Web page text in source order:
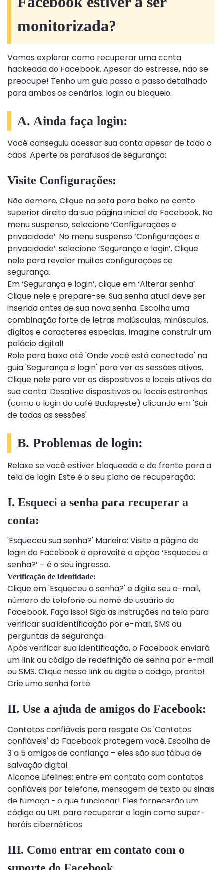
monitorizada?
Vamos explorar como recuperar uma conta
hackeada do Facebook. Apesar do estresse, não se
preocupe! Tenho um guia passo a passo detalhado
para ambos os cenários: login ou bloqueio.
A. Ainda faça login:
Você conseguiu acessar sua conta apesar de todo o
caos. Aperte os parafusos de segurança:
Visite Configurações:
Não demore. Clique na seta para baixo no canto
superior direito da sua página inicial do Facebook. No
menu suspenso, selecione ‘Configurações e
privacidade’. No menu suspenso ‘Configurações e
privacidade’, selecione ‘Segurança e login’. Clique
nele para revelar muitas configurações de
segurança.
Em ‘Segurança e login’, clique em ‘Alterar senha’.
Clique nele e prepare-se. Sua senha atual deve ser
inserida antes de sua nova senha. Escolha uma
combinação forte de letras maiúsculas, minúsculas,
dígitos e caracteres especiais. Imagine construir um
palácio digital!
Role para baixo até 'Onde você está conectado' na
guia 'Segurança e login' para ver as sessões ativas.
Clique nele para ver os dispositivos e locais ativos da
sua conta. Desative dispositivos ou locais estranhos
(como o login do café Budapeste) clicando em 'Sair
de todas as sessões'
B. Problemas de login:
Relaxe se você estiver bloqueado e de frente para a
tela de login. Este é o seu plano de recuperação:
I. Esqueci a senha para recuperar a
conta:
'Esqueceu sua senha?' Maneira: Visite a página de
login do Facebook e aproveite a opção ‘Esqueceu a
senha?’ – é o seu ingresso.
Verificação de Identidade:
Clique em 'Esqueceu a senha?' e digite seu e-mail,
número de telefone ou nome de usuário do
Facebook. Faça isso! Siga as instruções na tela para
verificar sua identificação por e-mail, SMS ou
perguntas de segurança.
Após verificar sua identificação, o Facebook enviará
um link ou código de redefinição de senha por e-mail
ou SMS. Clique nesse link ou digite o código, pronto!
Crie uma senha forte.
II. Use a ajuda de amigos do Facebook:
Contatos confiáveis ​​para resgate Os 'Contatos
confiáveis' do Facebook protegem você. Escolha de
3 a 5 amigos de confiança – eles são sua tábua de
salvação digital.
Alcance Lifelines: entre em contato com contatos
confiáveis ​​por telefone, mensagem de texto ou sinais
de fumaça - o que funcionar! Eles fornecerão um
código ou URL para recuperar o login como super-
heróis cibernéticos.
III. Como entrar em contato com o
suporte do Facebook